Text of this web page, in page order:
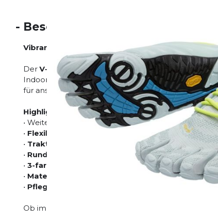
- Beschreibung
Vibram FiveFingers V-Train
Der V-Trainist dein perfekter Trainingspartner für
Indoor-/Outdoor-Training. Er vereint das natürliche
für anspruchsvolle Bewegungsabläufe.
Highlights:
• Weiterentwicklung des beliebten KMD Sport LS
• Flexibilität eines Barfußschuhs
mit etwas mehr
• Traktionszonen im Fußbett – ideal für Seilklettern
• Rundes Rippenmuster
für sicheren Halt bei
• 3-farbige 4 mm Gummisohle– robust & griffig
• Material:
Polyester, Spandex & TPU-Verstärkungen
• Pflege:
Ob im Gym oder bei funktionellem Training – mit